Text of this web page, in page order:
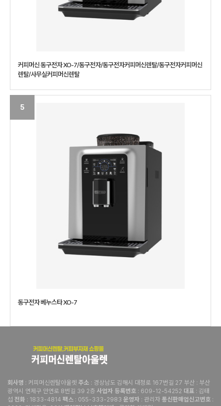
커피머신 동구전자 XO-7/동구전자/동구전자커피머신렌탈/동구전자커피머신
렌탈/사무실커피머신렌탈
5
동구전자 베누스타 XO-7
회사명 : 커피머신렌탈아울렛 주소 : 경상남도 김해시 대청로 167번길 27 부산 : 부산
광역시 연제구 안연로 8번길 39 2층 사업자 등록번호 : 609-12-54252 대표 : 김태
섭 전화 : 1833-4814 팩스 : 055-333-2983 운영자 : 관리자 통신판매업신고번호 :